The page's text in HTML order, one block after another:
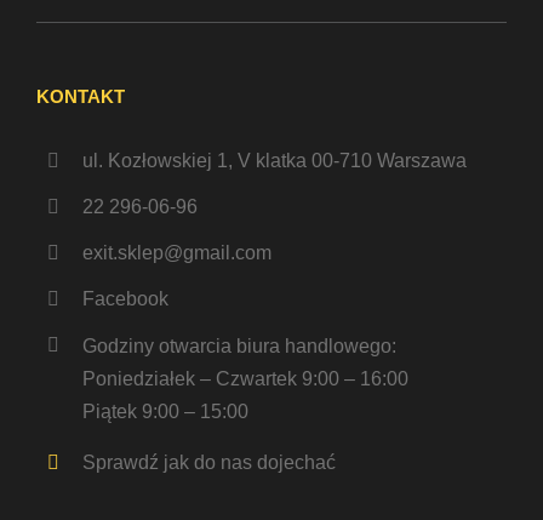
KONTAKT
ul. Kozłowskiej 1, V klatka 00-710 Warszawa
22 296-06-96
exit.sklep@gmail.com
Facebook
Godziny otwarcia biura handlowego:
Poniedziałek – Czwartek 9:00 – 16:00
Piątek 9:00 – 15:00
Sprawdź jak do nas dojechać